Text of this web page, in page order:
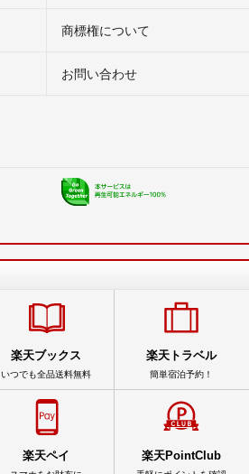
商標権について
お問い合わせ
楽天ブックス
いつでも全品送料無料
楽天トラベル
簡単宿泊予約！
楽天ペイ 楽天PointClub